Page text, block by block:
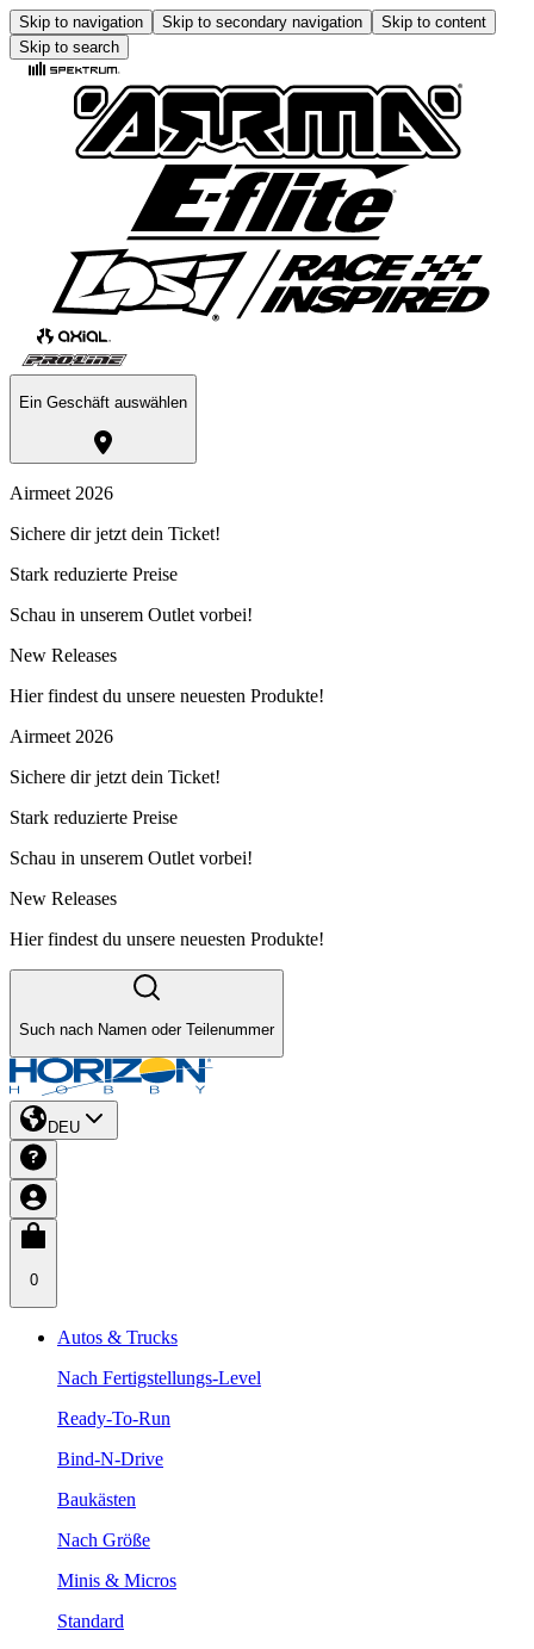
Skip to navigation Skip to secondary navigation
Skip to content
Skip to search
Ein Geschäft auswählen
Airmeet 2026
Sichere dir jetzt dein Ticket!
Stark reduzierte Preise
Schau in unserem Outlet vorbei!
New Releases
Hier findest du unsere neuesten Produkte!
Airmeet 2026
Sichere dir jetzt dein Ticket!
Stark reduzierte Preise
Schau in unserem Outlet vorbei!
New Releases
Hier findest du unsere neuesten Produkte!
Such nach Namen oder Teilenummer
DEU
0
Autos & Trucks
Nach Fertigstellungs-Level
Ready-To-Run
Bind-N-Drive
Baukästen
Nach Größe
Minis & Micros
Standard